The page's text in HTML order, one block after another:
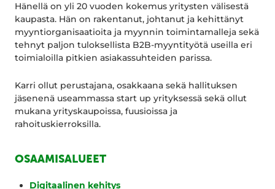
Hänellä on yli 20 vuoden kokemus yritysten välisestä
kaupasta. Hän on rakentanut, johtanut ja kehittänyt
myyntiorganisaatioita ja myynnin toimintamalleja sekä
tehnyt paljon tuloksellista B2B-myyntityötä useilla eri
toimialoilla pitkien asiakassuhteiden parissa.
Karri ollut perustajana, osakkaana sekä hallituksen
jäsenenä useammassa start up yrityksessä sekä ollut
mukana yrityskaupoissa, fuusioissa ja
rahoituskierroksilla.
OSAAMISALUEET
Digitaalinen kehitys